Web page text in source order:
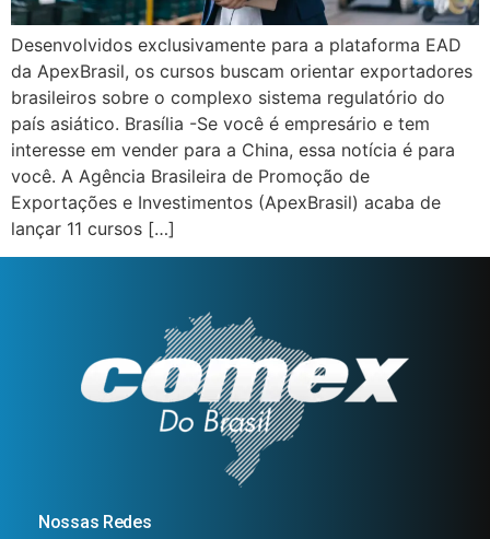
Desenvolvidos exclusivamente para a plataforma EAD
da ApexBrasil, os cursos buscam orientar exportadores
brasileiros sobre o complexo sistema regulatório do
país asiático. Brasília -Se você é empresário e tem
interesse em vender para a China, essa notícia é para
você. A Agência Brasileira de Promoção de
Exportações e Investimentos (ApexBrasil) acaba de
lançar 11 cursos […]
Nossas Redes